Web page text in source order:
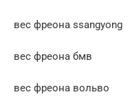
вес фреона ssangyong
вес фреона бмв
вес фреона вольво